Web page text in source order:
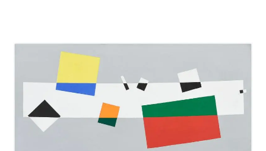
BIOGRAPHIE
CATALOGUE DES OEUVRES
CONTACT